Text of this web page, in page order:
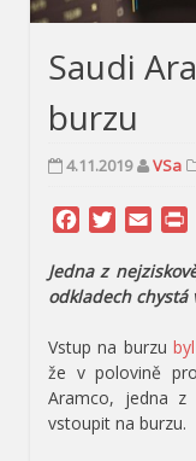
Saudi
burzu
4.11.2019 VSa
Facebook
Twitter
Email
Jedna z
odkladech
Vstup na burzu byl
že v polovině
Aramco, jedna z
vstoupit na burzu.